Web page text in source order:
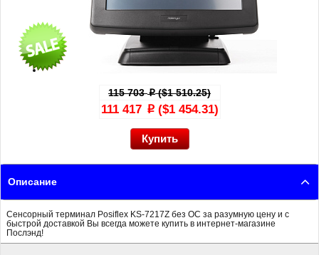
115 703p($1 510.25)
111 417 p($1 454.31)
Описание
Сенсорный терминал Posiflex KS-7217Z без ОС за разумную цену и с
быстрой доставкой Вы всегда можете купить в интернет-магазине
Послэнд!